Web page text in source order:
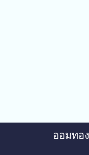
ออมทอ